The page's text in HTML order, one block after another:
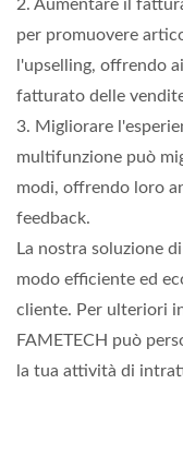
2. Aumentare il
per promuovere
l'upselling, offrendo
fatturato delle
3. Migliorare
multifunzione può
modi, offrendo loro
feedback.
La nostra soluzione
modo efficiente ed
cliente. Per ulteriori
FAMETECH può
la tua attività di